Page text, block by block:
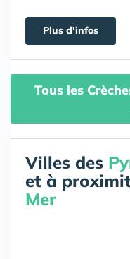
Plus d'infos
Tous les
Villes des
et à
Mer